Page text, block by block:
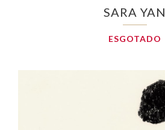
SARA YAN
ESGOTADO